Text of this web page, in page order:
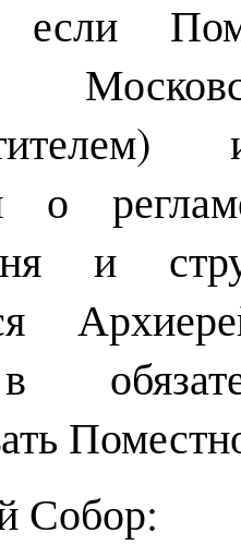
о
и
Собор: